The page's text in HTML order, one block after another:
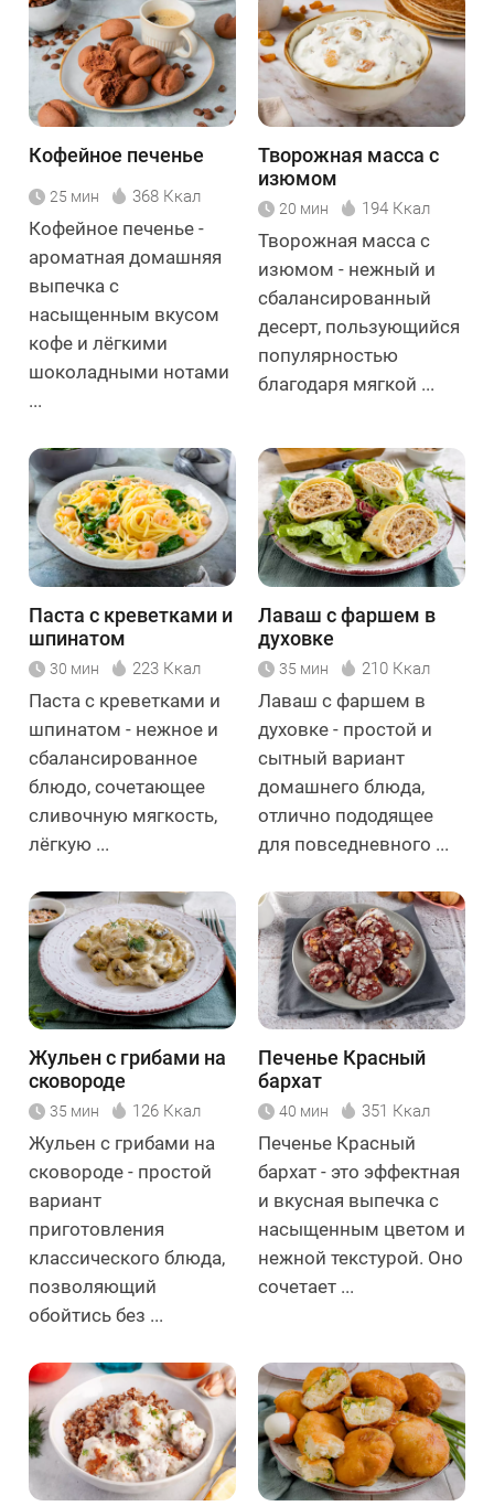
Кофейное печенье
25 мин 368 Ккал
Кофейное печенье -
ароматная домашняя
выпечка с
насыщенным вкусом
кофе и лёгкими
шоколадными нотами
...
Творожная масса с
изюмом
20 мин 194 Ккал
Творожная масса с
изюмом - нежный и
сбалансированный
десерт, пользующийся
популярностью
благодаря мягкой ...
Паста с креветками и
шпинатом
30 мин 223 Ккал
Паста с креветками и
шпинатом - нежное и
сбалансированное
блюдо, сочетающее
сливочную мягкость,
лёгкую ...
Лаваш с фаршем в
духовке
35 мин 210 Ккал
Лаваш с фаршем в
духовке - простой и
сытный вариант
домашнего блюда,
отлично пододящее
для повседневного ...
Жульен с грибами на
сковороде
35 мин 126 Ккал
Жульен с грибами на
сковороде - простой
вариант
приготовления
классического блюда,
позволяющий
обойтись без ...
Печенье Красный
бархат
40 мин 351 Ккал
Печенье Красный
бархат - это эффектная
и вкусная выпечка с
насыщенным цветом и
нежной текстурой. Оно
сочетает ...